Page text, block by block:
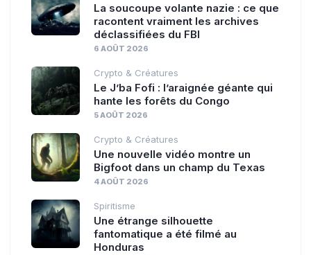
La soucoupe volante nazie : ce que
racontent vraiment les archives
déclassifiées du FBI
6 AOÛT 2026
Crypto & Créatures
Le J’ba Fofi : l’araignée géante qui
hante les forêts du Congo
5 AOÛT 2026
Crypto & Créatures
Une nouvelle vidéo montre un
Bigfoot dans un champ du Texas
4 AOÛT 2026
Spiritisme
Une étrange silhouette
fantomatique a été filmé au
Honduras